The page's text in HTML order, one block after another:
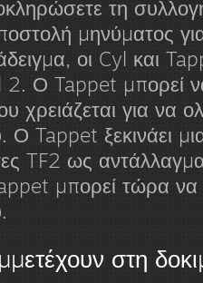
τη
μηνύματος
οι Cyl και
Ο Tappet μπορεί
χρειάζεται για να
Tappet ξεκινάει
TF2 ως
μπορεί τώρα να
στη